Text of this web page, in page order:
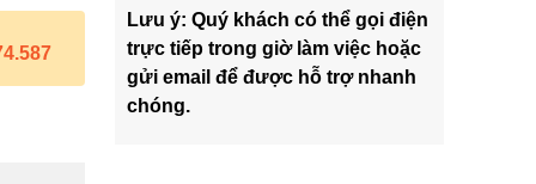
Lưu ý: Quý khách có thể gọi điện
trực tiếp trong giờ làm việc hoặc
gửi email để được hỗ trợ nhanh
chóng.